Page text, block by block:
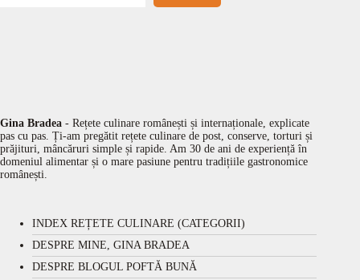
Gina Bradea - Rețete culinare românești și internaționale, explicate
pas cu pas. Ți-am pregătit rețete culinare de post, conserve, torturi și
prăjituri, mâncăruri simple și rapide. Am 30 de ani de experiență în
domeniul alimentar și o mare pasiune pentru tradițiile gastronomice
românești.
INDEX REȚETE CULINARE (CATEGORII)
DESPRE MINE, GINA BRADEA
DESPRE BLOGUL POFTĂ BUNĂ